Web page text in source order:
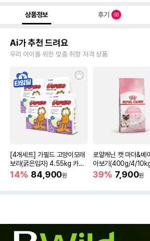
상품정보 후기 68
Ai가 추천 드려요
우리 아이를 위한 맞춤 취향 저격 상품
[4개세트] 가필드 고양이모래
보라(굵은입자) 4.55kg 카사
바모래
14% 84,900원
로얄캐닌 캣 마더&베
아보기(400g/4/
39% 7,900원